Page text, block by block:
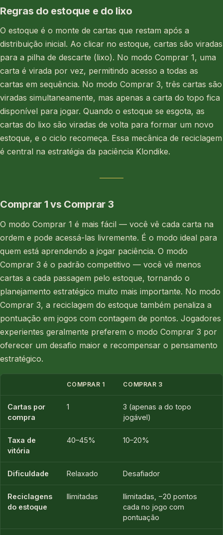
Regras do estoque e do lixo
O estoque é o monte de cartas que restam após a
distribuição inicial. Ao clicar no estoque, cartas são viradas
para a pilha de descarte (lixo). No modo Comprar 1, uma
carta é virada por vez, permitindo acesso a todas as
cartas em sequência. No modo Comprar 3, três cartas são
viradas simultaneamente, mas apenas a carta do topo fica
disponível para jogar. Quando o estoque se esgota, as
cartas do lixo são viradas de volta para formar um novo
estoque, e o ciclo recomeça. Essa mecânica de reciclagem
é central na estratégia da paciência Klondike.
Comprar 1 vs Comprar 3
O modo Comprar 1 é mais fácil — você vê cada carta na
ordem e pode acessá-las livremente. É o modo ideal para
quem está aprendendo a jogar paciência. O modo
Comprar 3 é o padrão competitivo — você vê menos
cartas a cada passagem pelo estoque, tornando o
planejamento estratégico muito mais importante. No modo
Comprar 3, a reciclagem do estoque também penaliza a
pontuação em jogos com contagem de pontos. Jogadores
experientes geralmente preferem o modo Comprar 3 por
oferecer um desafio maior e recompensar o pensamento
estratégico.
COMPRAR 1 COMPRAR 3
Cartas por
compra
1
3 (apenas a do topo
jogável)
Taxa de
vitória
40–45% 10–20%
Dificuldade Relaxado Desafiador
Reciclagens
do estoque
Ilimitadas
Ilimitadas, −20 pontos
cada no jogo com
pontuação